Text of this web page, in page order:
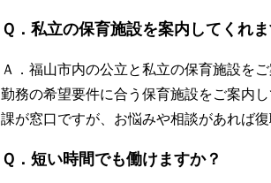
Ｑ．私立の保育施設を案内してくれま
Ａ．福山市内の公立と私立の保育施設を
勤務の希望要件に合う保育施設をご案内
課が窓口ですが、お悩みや相談があれば
Ｑ．短い時間でも働けますか？